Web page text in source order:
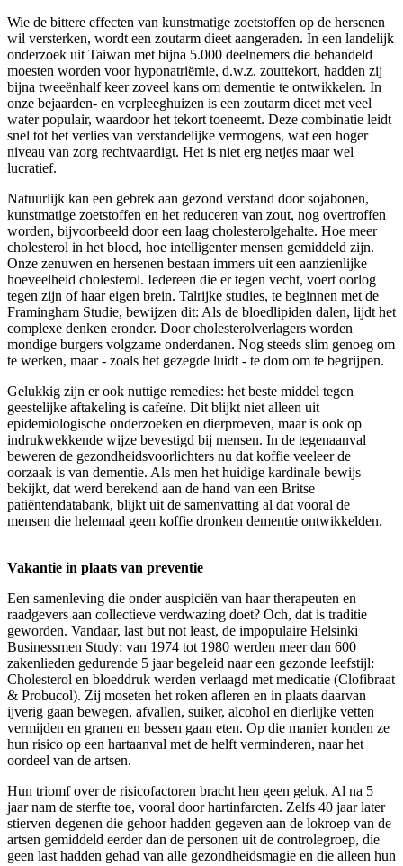
Wie de bittere effecten van kunstmatige zoetstoffen op de hersenen
wil versterken, wordt een zoutarm dieet aangeraden. In een landelijk
onderzoek uit Taiwan met bijna 5.000 deelnemers die behandeld
moesten worden voor hyponatriëmie, d.w.z. zouttekort, hadden zij
bijna tweeënhalf keer zoveel kans om dementie te ontwikkelen. In
onze bejaarden- en verpleeghuizen is een zoutarm dieet met veel
water populair, waardoor het tekort toeneemt. Deze combinatie leidt
snel tot het verlies van verstandelijke vermogens, wat een hoger
niveau van zorg rechtvaardigt. Het is niet erg netjes maar wel
lucratief.
Natuurlijk kan een gebrek aan gezond verstand door sojabonen,
kunstmatige zoetstoffen en het reduceren van zout, nog overtroffen
worden, bijvoorbeeld door een laag cholesterolgehalte. Hoe meer
cholesterol in het bloed, hoe intelligenter mensen gemiddeld zijn.
Onze zenuwen en hersenen bestaan immers uit een aanzienlijke
hoeveelheid cholesterol. Iedereen die er tegen vecht, voert oorlog
tegen zijn of haar eigen brein. Talrijke studies, te beginnen met de
Framingham Studie, bewijzen dit: Als de bloedlipiden dalen, lijdt het
complexe denken eronder. Door cholesterolverlagers worden
mondige burgers volgzame onderdanen. Nog steeds slim genoeg om
te werken, maar - zoals het gezegde luidt - te dom om te begrijpen.
Gelukkig zijn er ook nuttige remedies: het beste middel tegen
geestelijke aftakeling is cafeïne. Dit blijkt niet alleen uit
epidemiologische onderzoeken en dierproeven, maar is ook op
indrukwekkende wijze bevestigd bij mensen. In de tegenaanval
beweren de gezondheidsvoorlichters nu dat koffie veeleer de
oorzaak is van dementie. Als men het huidige kardinale bewijs
bekijkt, dat werd berekend aan de hand van een Britse
patiëntendatabank, blijkt uit de samenvatting al dat vooral de
mensen die helemaal geen koffie dronken dementie ontwikkelden.
Vakantie in plaats van preventie
Een samenleving die onder auspiciën van haar therapeuten en
raadgevers aan collectieve verdwazing doet? Och, dat is traditie
geworden. Vandaar, last but not least, de impopulaire Helsinki
Businessmen Study: van 1974 tot 1980 werden meer dan 600
zakenlieden gedurende 5 jaar begeleid naar een gezonde leefstijl:
Cholesterol en bloeddruk werden verlaagd met medicatie (Clofibraat
& Probucol). Zij moseten het roken afleren en in plaats daarvan
ijverig gaan bewegen, afvallen, suiker, alcohol en dierlijke vetten
vermijden en granen en bessen gaan eten. Op die manier konden ze
hun risico op een hartaanval met de helft verminderen, naar het
oordeel van de artsen.
Hun triomf over de risicofactoren bracht hen geen geluk. Al na 5
jaar nam de sterfte toe, vooral door hartinfarcten. Zelfs 40 jaar later
stierven degenen die gehoor hadden gegeven aan de lokroep van de
artsen gemiddeld eerder dan de personen uit de controlegroep, die
geen last hadden gehad van alle gezondheidsmagie en die alleen hun